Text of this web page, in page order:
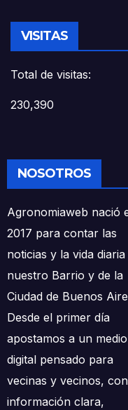
VISITAS
Total de visitas:
230,390
NOSOTROS
Agronomiaweb nació
2017 para contar las
noticias y la vida diaria
nuestro Barrio y de la
Ciudad de Buenos
Desde el primer día
apostamos a un medio
digital pensado para
vecinas y vecinos, con
información clara,